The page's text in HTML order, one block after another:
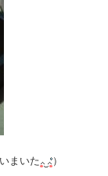
まいた
）